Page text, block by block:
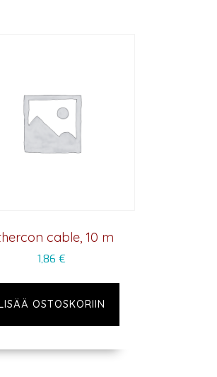
cable, 10 m
1,86€
OSTOSKORIIN